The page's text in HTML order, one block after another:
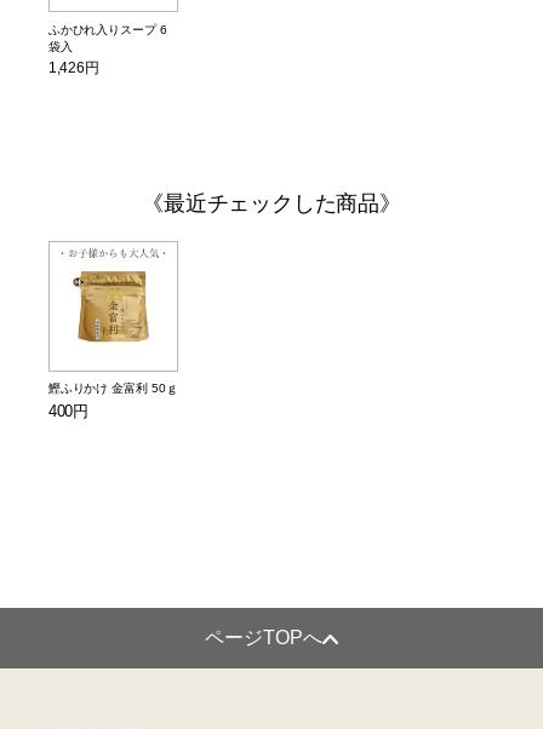
ふかひれ入りスープ 6
袋入
1,426円
最近チェックした商品
鰹ふりかけ 金富利 50ｇ
400円
ページTOPへ